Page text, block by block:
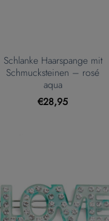
Schlanke Haarspange mit
Schmucksteinen – rosé
aqua
€28,95